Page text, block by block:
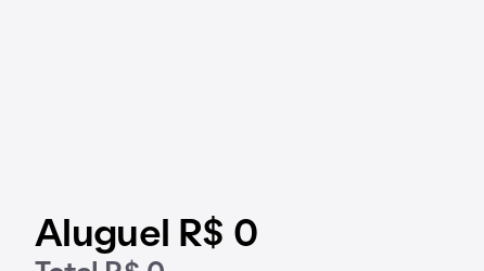
Aluguel R$ 0